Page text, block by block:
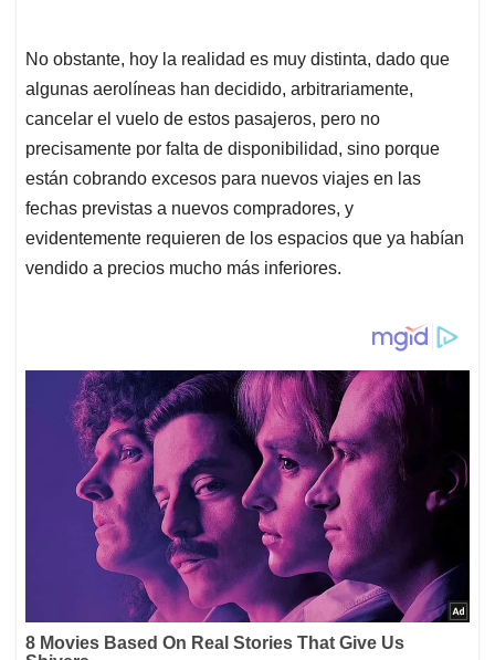
No obstante, hoy la realidad es muy distinta, dado que
algunas aerolíneas han decidido, arbitrariamente,
cancelar el vuelo de estos pasajeros, pero no
precisamente por falta de disponibilidad, sino porque
están cobrando excesos para nuevos viajes en las
fechas previstas a nuevos compradores, y
evidentemente requieren de los espacios que ya habían
vendido a precios mucho más inferiores.